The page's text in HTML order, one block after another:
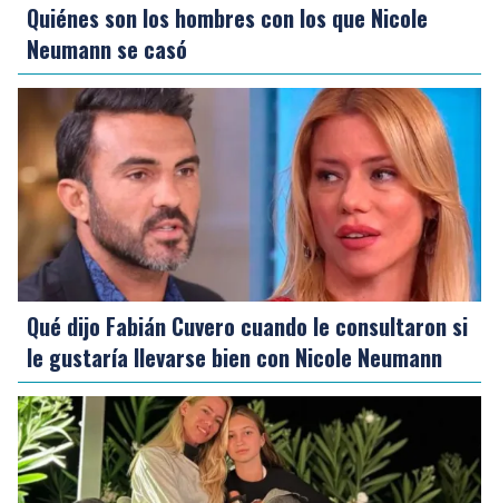
Quiénes son los hombres con los que Nicole
Neumann se casó
Qué dijo Fabián Cuvero cuando le consultaron si
le gustaría llevarse bien con Nicole Neumann